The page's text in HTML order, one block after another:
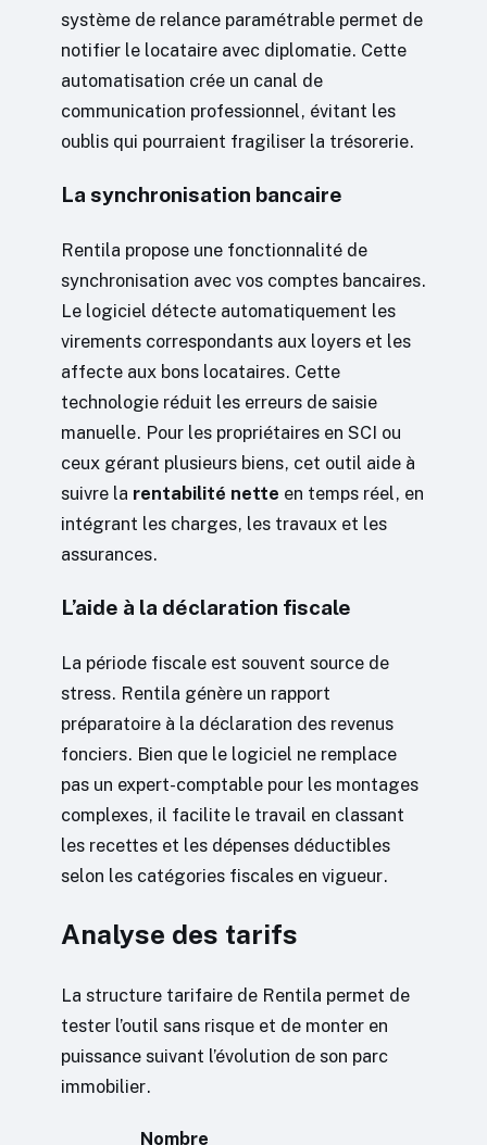
système de relance paramétrable permet de
notifier le locataire avec diplomatie. Cette
automatisation crée un canal de
communication professionnel, évitant les
oublis qui pourraient fragiliser la trésorerie.
La synchronisation bancaire
Rentila propose une fonctionnalité de
synchronisation avec vos comptes bancaires.
Le logiciel détecte automatiquement les
virements correspondants aux loyers et les
affecte aux bons locataires. Cette
technologie réduit les erreurs de saisie
manuelle. Pour les propriétaires en SCI ou
ceux gérant plusieurs biens, cet outil aide à
suivre la rentabilité nette en temps réel, en
intégrant les charges, les travaux et les
assurances.
L’aide à la déclaration fiscale
La période fiscale est souvent source de
stress. Rentila génère un rapport
préparatoire à la déclaration des revenus
fonciers. Bien que le logiciel ne remplace
pas un expert-comptable pour les montages
complexes, il facilite le travail en classant
les recettes et les dépenses déductibles
selon les catégories fiscales en vigueur.
Analyse des tarifs
La structure tarifaire de Rentila permet de
tester l’outil sans risque et de monter en
puissance suivant l’évolution de son parc
immobilier.
Nombre